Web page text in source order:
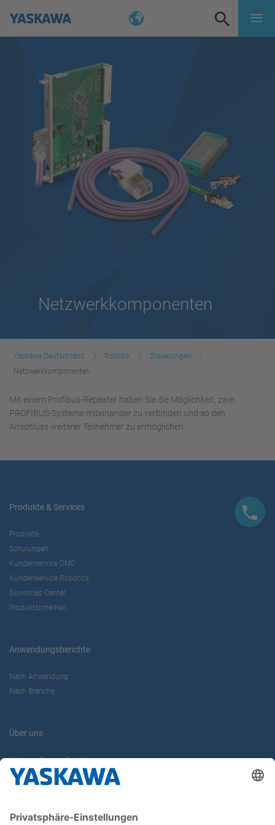
Netzwerkkomponenten
Yaskawa Deutschland Robotik
Steuerungen
Netzwerkkomponenten
Mit einem Profibus-Repeater haben Sie die Möglichkeit, zwei
PROFIBUS-Systeme miteinander zu verbinden und so den
Anschluss weiterer Teilnehmer zu ermöglichen.
Produkte & Services
Produkte
Schulungen
Kundenservice DMC
Kundenservice Robotics
Download Center
Produktsicherheit
Anwendungsberichte
Nach Anwendung
Nach Branche
Über uns
Yaskawa Europe GmbH
Karriere
Newsletter